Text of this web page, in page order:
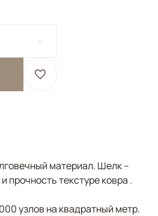
материал. Шелк –
прочность текстуре ковра .
узлов на квадратный метр.